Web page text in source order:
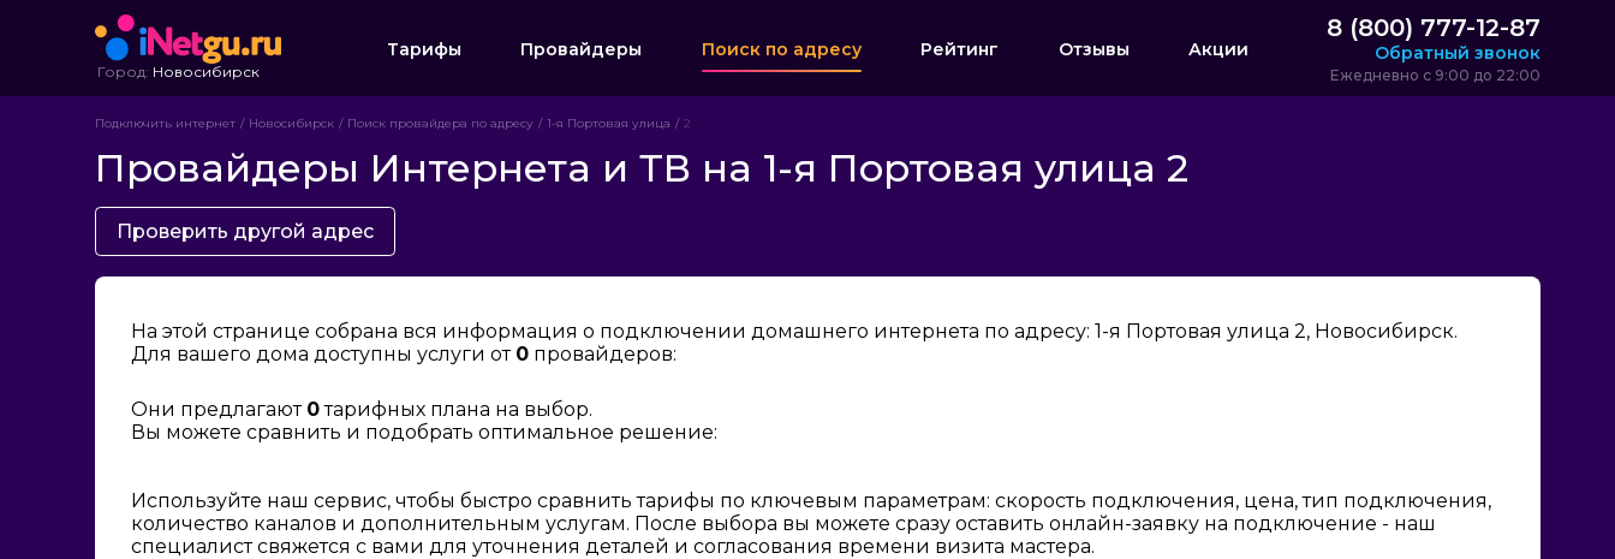
Город: Новосибирск
Тарифы Провайдеры Поиск по адресу Рейтинг Отзывы Акции
8 (800) 777-12-87
Обратный звонок
Ежедневно с 9:00 до 22:00
Подключить интернет Новосибирск Поиск провайдера по адресу 1-я Портовая улица 2
Провайдеры Интернета и ТВ на 1-я Портовая улица 2
Проверить другой адрес
На этой странице собрана вся информация о подключении домашнего интернета по адресу: 1-я Портовая улица 2, Новосибирск.
Для вашего дома доступны услуги от 0 провайдеров:
Они предлагают 0тарифных плана на выбор.
Вы можете сравнить и подобрать оптимальное решение:
Используйте наш сервис, чтобы быстро сравнить тарифы по ключевым параметрам: скорость подключения, цена, тип подключения,
количество каналов и дополнительным услугам. После выбора вы можете сразу оставить онлайн-заявку на подключение - наш
специалист свяжется с вами для уточнения деталей и согласования времени визита мастера.